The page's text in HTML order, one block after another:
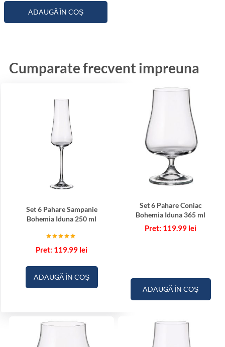
ADAUGĂ ÎN COȘ
Cumparate frecvent impreuna
Set 6 Pahare Sampanie
Bohemia Iduna 250 ml
5.00
119.99 lei
ADAUGĂ ÎN COȘ
Set 6 Pahare Coniac
Bohemia Iduna 365 ml
119.99 lei
ADAUGĂ ÎN COȘ